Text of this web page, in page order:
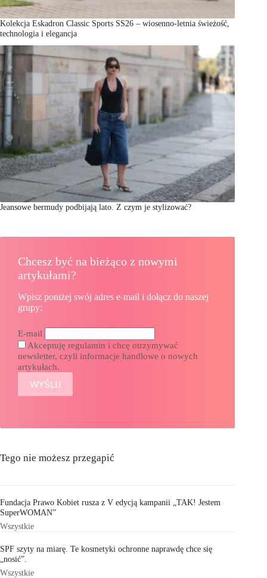
Kolekcja Eskadron Classic Sports SS26 – wiosenno-letnia świeżość,
technologia i elegancja
Jeansowe bermudy podbijają lato. Z czym je stylizować?
Chcesz być na bieżąco z nowymi
artykułami?
Wpisz poniżej swój adres e-mail i dołącz do naszej
grupy:
E-mail
Akceptuję regulamin i chcę otrzymywać
newsletter, czyli informacje handlowe o nowych
artykułach.
Tego nie możesz przegapić
Fundacja Prawo Kobiet rusza z V edycją kampanii „TAK! Jestem
SuperWOMAN”
Wszystkie
SPF szyty na miarę. Te kosmetyki ochronne naprawdę chce się
„nosić”.
Wszystkie